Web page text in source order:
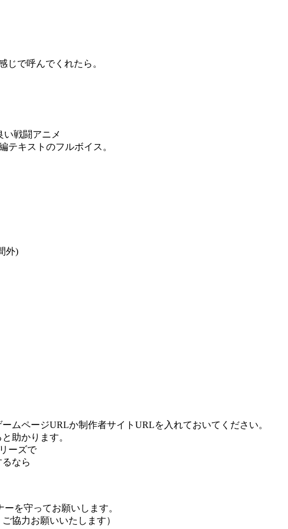
じで呼んでくれたら。
戦闘アニメ
テキストのフルボイス。
外)
ムページURLか制作者サイトURLを入れておいてください。
助かります。
ーズで
なら
を守ってお願いします。
協力お願いいたします）